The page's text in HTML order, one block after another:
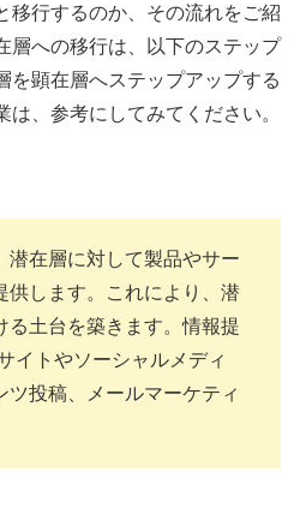
移行するのか、その流れをご紹
層への移行は、以下のステップ
を顕在層へステップアップする
は、参考にしてみてください。
潜在層に対して製品やサー
供します。これにより、潜
る土台を築きます。情報提
イトやソーシャルメディ
ツ投稿、メールマーケティ